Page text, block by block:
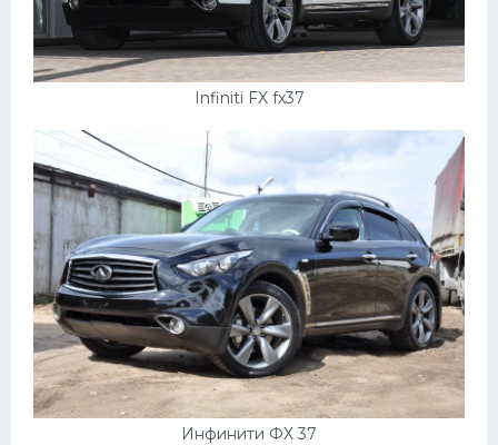
Infiniti FX fx37
Инфинити ФХ 37